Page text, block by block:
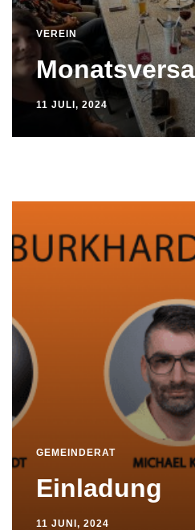
VEREIN
11 JULI, 2024
GEMEINDERAT
Einladung
11 JUNI, 2024